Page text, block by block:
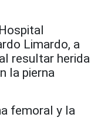
Limardo, a
resultar herida
la pierna
femoral y la